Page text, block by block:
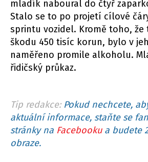
mladík naboural do čtyř
Stalo se to po projetí cílové
sprintu vozidel. Kromě toho, že
škodu 450 tisíc korun, bylo v
naměřeno promile alkoholu.
řidičský průkaz.
Tip redakce: Pokud nechcete,
aktuální informace, staňte se
stránky na Facebookua budete
obraze.